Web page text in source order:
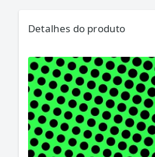
Detalhes do produto